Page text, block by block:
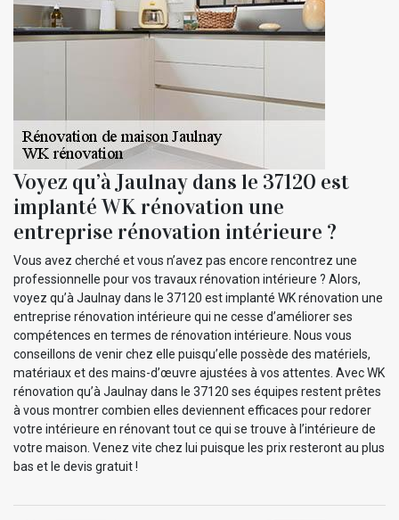
Voyez qu’à Jaulnay dans le 37120 est
implanté WK rénovation une
entreprise rénovation intérieure ?
Vous avez cherché et vous n’avez pas encore rencontrez une
professionnelle pour vos travaux rénovation intérieure ? Alors,
voyez qu’à Jaulnay dans le 37120 est implanté WK rénovation une
entreprise rénovation intérieure qui ne cesse d’améliorer ses
compétences en termes de rénovation intérieure. Nous vous
conseillons de venir chez elle puisqu’elle possède des matériels,
matériaux et des mains-d’œuvre ajustées à vos attentes. Avec WK
rénovation qu’à Jaulnay dans le 37120 ses équipes restent prêtes
à vous montrer combien elles deviennent efficaces pour redorer
votre intérieure en rénovant tout ce qui se trouve à l’intérieure de
votre maison. Venez vite chez lui puisque les prix resteront au plus
bas et le devis gratuit !